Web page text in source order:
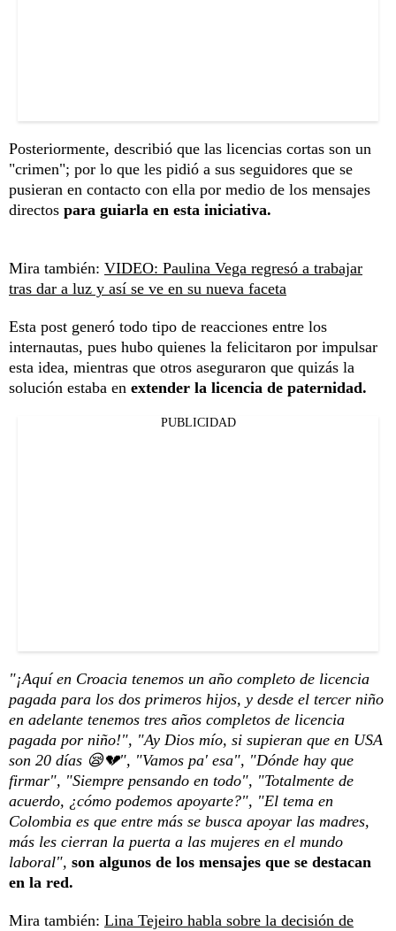
Posteriormente, describió que las licencias cortas son un
"crimen"; por lo que les pidió a sus seguidores que se
pusieran en contacto con ella por medio de los mensajes
directos para guiarla en esta iniciativa.
Mira también: VIDEO: Paulina Vega regresó a trabajar
tras dar a luz y así se ve en su nueva faceta
Esta post generó todo tipo de reacciones entre los
internautas, pues hubo quienes la felicitaron por impulsar
esta idea, mientras que otros aseguraron que quizás la
solución estaba en extender la licencia de paternidad.
PUBLICIDAD
"¡Aquí en Croacia tenemos un año completo de licencia
pagada para los dos primeros hijos, y desde el tercer niño
en adelante tenemos tres años completos de licencia
pagada por niño!", "Ay Dios mío, si supieran que en USA
son 20 días 😪💔", "Vamos pa' esa", "Dónde hay que
firmar", "Siempre pensando en todo", "Totalmente de
acuerdo, ¿cómo podemos apoyarte?", "El tema en
Colombia es que entre más se busca apoyar las madres,
más les cierran la puerta a las mujeres en el mundo
laboral", son algunos de los mensajes que se destacan
en la red.
Mira también: Lina Tejeiro habla sobre la decisión de